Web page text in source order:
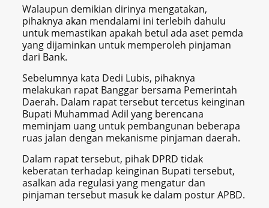
Walaupun demikian dirinya mengatakan,
pihaknya akan mendalami ini terlebih dahulu
untuk memastikan apakah betul ada aset pemda
yang dijaminkan untuk memperoleh pinjaman
dari Bank.
Sebelumnya kata Dedi Lubis, pihaknya
melakukan rapat Banggar bersama Pemerintah
Daerah. Dalam rapat tersebut tercetus keinginan
Bupati Muhammad Adil yang berencana
meminjam uang untuk pembangunan beberapa
ruas jalan dengan mekanisme pinjaman daerah.
Dalam rapat tersebut, pihak DPRD tidak
keberatan terhadap keinginan Bupati tersebut,
asalkan ada regulasi yang mengatur dan
pinjaman tersebut masuk ke dalam postur APBD.